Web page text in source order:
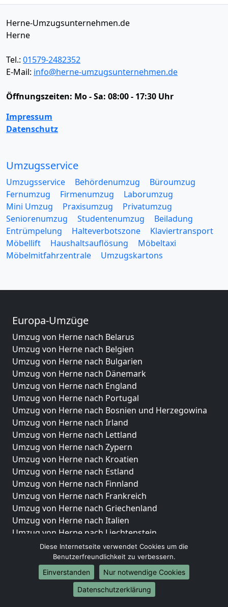
Herne-Umzugsunternehmen.de
Herne
Tel.: 01579-2482352
E-Mail: info@herne-umzugsunternehmen.de
Öffnungszeiten: Mo - Sa: 08:00 - 17:30 Uhr
Impressum
Datenschutz
Umzugsservice
Umzugsservice Behördenumzug
Büroumzug
Fernumzug
Firmenumzug
Laborumzug
Mini Umzug
Praxisumzug
Privatumzug
Seniorenumzug
Studentenumzug
Beiladung
Entrümpelung
Halteverbotszone
Klaviertransport
Möbellift
Haushaltsauflösung
Möbeltaxi
Möbelmitfahrzentrale
Umzugskartons
Europa-Umzüge
Umzug von Herne nach Belarus
Umzug von Herne nach Belgien
Umzug von Herne nach Bulgarien
Umzug von Herne nach Dänemark
Umzug von Herne nach England
Umzug von Herne nach Portugal
Umzug von Herne nach Bosnien und Herzegowina
Umzug von Herne nach Irland
Umzug von Herne nach Lettland
Umzug von Herne nach Zypern
Umzug von Herne nach Kroatien
Umzug von Herne nach Estland
Umzug von Herne nach Finnland
Umzug von Herne nach Frankreich
Umzug von Herne nach Griechenland
Umzug von Herne nach Italien
Umzug von Herne nach Liechtenstein
Umzug von Herne nach Luxemburg
Umzug von Herne nach Niederlande
Umzug von Herne nach Norwegen
Umzüge-Deutschlandweit
Diese Internetseite verwendet Cookies um die
Benutzerfreundlichkeit zu verbessern.
Einverstanden
Nur notwendige Cookies
Datenschutzerklärung